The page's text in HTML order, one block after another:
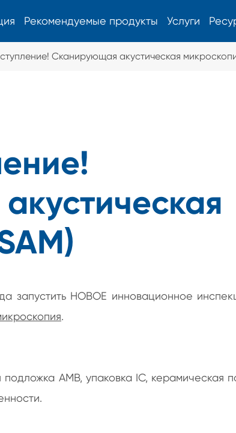
закаленного стекла
Новое энергетическое
Машина горячего расплава сетки печатания
Осмотр экрана печатания интегрированные и
Рекомендуемые продукты Услуги
Сканирующая акустическая
запустить НОВОЕ инновационное
.
AMB, упаковка IC, керамическая